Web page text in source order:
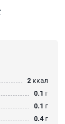
2 ккал
0.1 г
0.1 г
0.4 г